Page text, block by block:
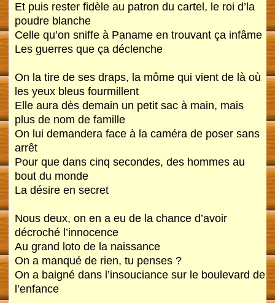
Et puis rester fidèle au patron du cartel, le roi d’la
poudre blanche
Celle qu’on sniffe à Paname en trouvant ça infâme
Les guerres que ça déclenche
On la tire de ses draps, la môme qui vient de là où
les yeux bleus fourmillent
Elle aura dès demain un petit sac à main, mais
plus de nom de famille
On lui demandera face à la caméra de poser sans
arrêt
Pour que dans cinq secondes, des hommes au
bout du monde
La désire en secret
Nous deux, on en a eu de la chance d’avoir
décroché l’innocence
Au grand loto de la naissance
On a manqué de rien, tu penses ?
On a baigné dans l’insouciance sur le boulevard de
l’enfance